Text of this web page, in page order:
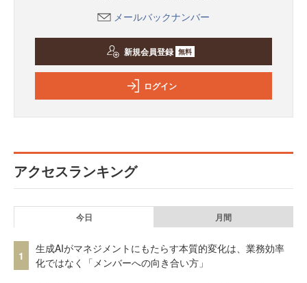
メールバックナンバー
新規会員登録 無料
ログイン
アクセスランキング
今日 月間
1
生成AIがマネジメントにもたらす本質的変化は、業務効率
化ではなく「メンバーへの向き合い方」